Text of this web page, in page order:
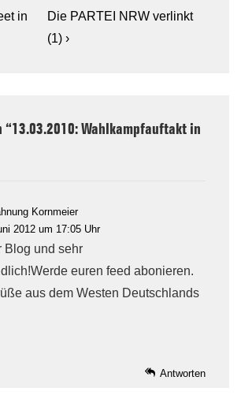
in
Next
Post
Die PARTEI NRW verlinkt
(1) ›
“13.03.2010: Wahlkampfauftakt in
Kornmeier
2012 um 17:05 Uhr
Blog und sehr
euren feed abonieren.
aus dem Westen Deutschlands
Antworten